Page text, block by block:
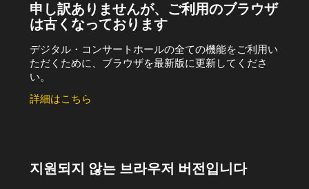
申し訳ありませんが、ご利用のブラウザ
は古くなっております
デジタル・コンサートホールの全ての機能をご利用い
ただくために、ブラウザを最新版に更新してくださ
い。
詳細はこちら
지원되지 않는 브라우저 버전입니다